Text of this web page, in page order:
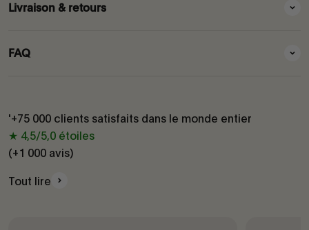
Livraison & retours
FAQ
'+75 000 clients satisfaits dans le monde entier
★ 4,5/5,0 étoiles
(+1 000 avis)
Tout lire